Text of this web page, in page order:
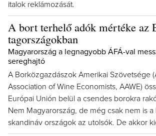
italok reklámozását.
A bort terhelő adók mértéke az
tagországokban
Magyarország a legnagyobb ÁFÁ-val
sereghajtó
A Borközgazdászok Amerikai Szövetsége
Association of Wine Economists, AAWE)
Európai Unión belül a csendes borokra
Nem Magyarország, de még csak nem is a
skandináv országok az utolsók. De akkor